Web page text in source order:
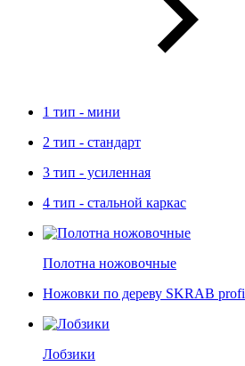
1 тип - мини
2 тип - стандарт
3 тип - усиленная
4 тип - стальной каркас
Полотна ножовочные
Ножовки по дереву SKRAB profi
Лобзики